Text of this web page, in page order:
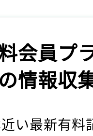
会員プ
情報収
い最新有料